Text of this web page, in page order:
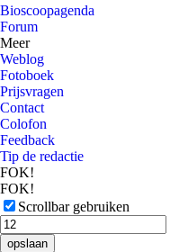
Bioscoopagenda
Forum
Meer
Weblog
Fotoboek
Prijsvragen
Contact
Colofon
Feedback
Tip de redactie
FOK!
FOK!
Scrollbar gebruiken
opslaan